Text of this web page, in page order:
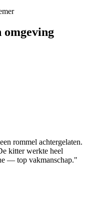
omgeving
rommel achtergelaten.
kitter werkte heel
— top vakmanschap."